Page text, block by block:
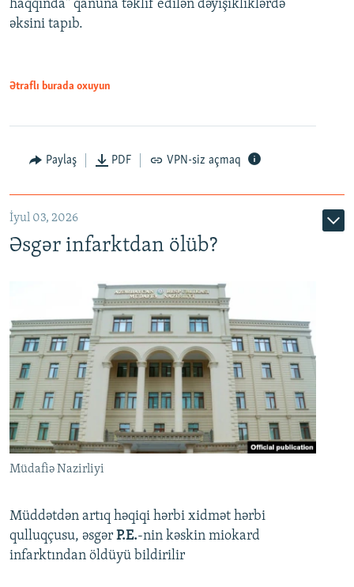
Auto 240p 360p 480p
720p 1080p
haqqında" qanuna təklif edilən dəyişikliklərdə
əksini tapıb.
Ətraflı burada oxuyun
Paylaş PDF VPN-siz açmaq
İyul 03, 2026
Əsgər infarktdan ölüb?
Müdafiə Nazirliyi
Müddətdən artıq həqiqi hərbi xidmət hərbi
qulluqçusu, əsgər P.E.-nin kəskin miokard
infarktından öldüyü bildirilir